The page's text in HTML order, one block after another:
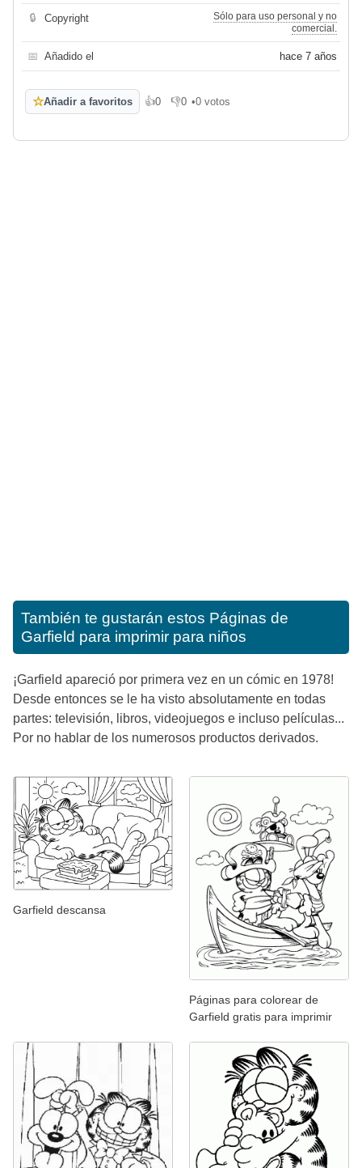
🔒 Copyright
Sólo para uso personal y no
comercial.
📅 Añadido el hace 7 años
☆Añadir a favoritos 👍0
Me gusta
👎0
No me gusta
•0 votos
También te gustarán estos Páginas de
Garfield para imprimir para niños
¡Garfield apareció por primera vez en un cómic en 1978!
Desde entonces se le ha visto absolutamente en todas
partes: televisión, libros, videojuegos e incluso películas...
Por no hablar de los numerosos productos derivados.
Garfield descansa
Páginas para colorear de
Garfield gratis para imprimir